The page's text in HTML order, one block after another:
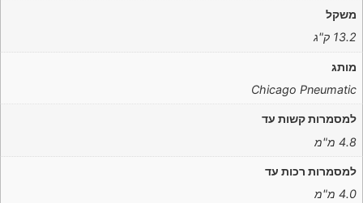
משקל
13.2 ק"ג
מותג
Chicago Pneumatic
למסמרות קשות עד
4.8 מ"מ
למסמרות רכות עד
4.0 מ"מ